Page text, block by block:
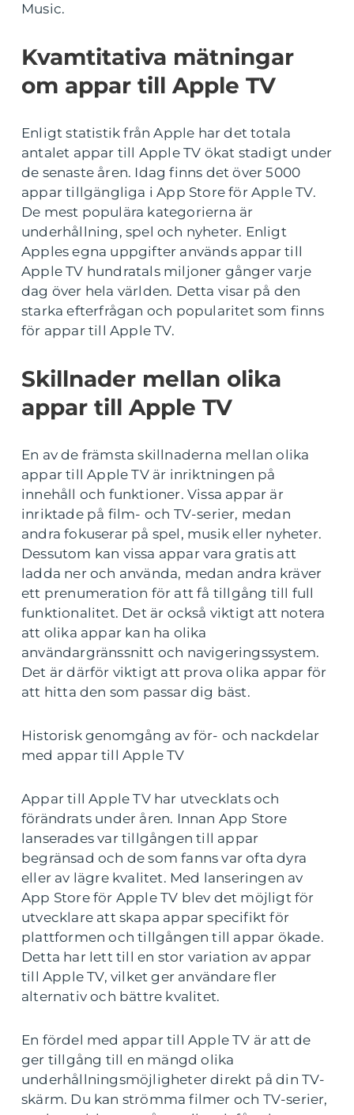
Music.
Kvamtitativa mätningar
om appar till Apple TV
Enligt statistik från Apple har det totala
antalet appar till Apple TV ökat stadigt under
de senaste åren. Idag finns det över 5000
appar tillgängliga i App Store för Apple TV.
De mest populära kategorierna är
underhållning, spel och nyheter. Enligt
Apples egna uppgifter används appar till
Apple TV hundratals miljoner gånger varje
dag över hela världen. Detta visar på den
starka efterfrågan och popularitet som finns
för appar till Apple TV.
Skillnader mellan olika
appar till Apple TV
En av de främsta skillnaderna mellan olika
appar till Apple TV är inriktningen på
innehåll och funktioner. Vissa appar är
inriktade på film- och TV-serier, medan
andra fokuserar på spel, musik eller nyheter.
Dessutom kan vissa appar vara gratis att
ladda ner och använda, medan andra kräver
ett prenumeration för att få tillgång till full
funktionalitet. Det är också viktigt att notera
att olika appar kan ha olika
användargränssnitt och navigeringssystem.
Det är därför viktigt att prova olika appar för
att hitta den som passar dig bäst.
Historisk genomgång av för- och nackdelar
med appar till Apple TV
Appar till Apple TV har utvecklats och
förändrats under åren. Innan App Store
lanserades var tillgången till appar
begränsad och de som fanns var ofta dyra
eller av lägre kvalitet. Med lanseringen av
App Store för Apple TV blev det möjligt för
utvecklare att skapa appar specifikt för
plattformen och tillgången till appar ökade.
Detta har lett till en stor variation av appar
till Apple TV, vilket ger användare fler
alternativ och bättre kvalitet.
En fördel med appar till Apple TV är att de
ger tillgång till en mängd olika
underhållningsmöjligheter direkt på din TV-
skärm. Du kan strömma filmer och TV-serier,